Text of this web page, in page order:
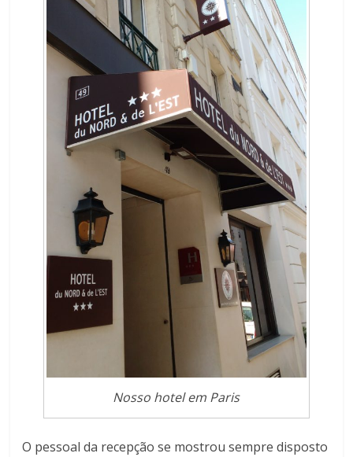
Nosso hotel em Paris
O pessoal da recepção se mostrou sempre disposto